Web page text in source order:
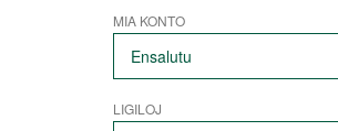
MIA KONTO
Ensalutu
LIGILOJ